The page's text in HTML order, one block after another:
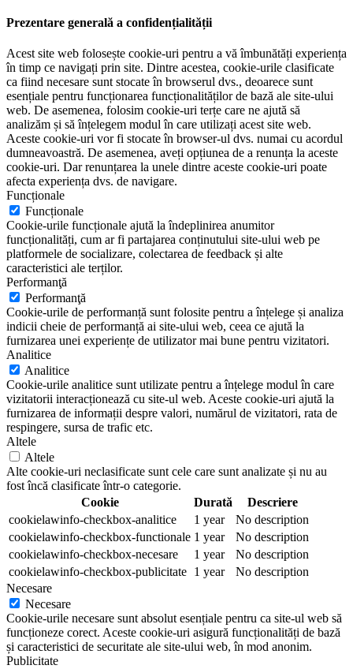
Prezentare generală a confidențialității
Acest site web folosește cookie-uri pentru a vă îmbunătăți experiența
în timp ce navigați prin site. Dintre acestea, cookie-urile clasificate
ca fiind necesare sunt stocate în browserul dvs., deoarece sunt
esențiale pentru funcționarea funcționalităților de bază ale site-ului
web. De asemenea, folosim cookie-uri terțe care ne ajută să
analizăm și să înțelegem modul în care utilizați acest site web.
Aceste cookie-uri vor fi stocate în browser-ul dvs. numai cu acordul
dumneavoastră. De asemenea, aveți opțiunea de a renunța la aceste
cookie-uri. Dar renunțarea la unele dintre aceste cookie-uri poate
afecta experiența dvs. de navigare.
Funcționale
Funcționale
Cookie-urile funcționale ajută la îndeplinirea anumitor
funcționalități, cum ar fi partajarea conținutului site-ului web pe
platformele de socializare, colectarea de feedback și alte
caracteristici ale terților.
Performanţă
Performanţă
Cookie-urile de performanță sunt folosite pentru a înțelege și analiza
indicii cheie de performanță ai site-ului web, ceea ce ajută la
furnizarea unei experiențe de utilizator mai bune pentru vizitatori.
Analitice
Analitice
Cookie-urile analitice sunt utilizate pentru a înțelege modul în care
vizitatorii interacționează cu site-ul web. Aceste cookie-uri ajută la
furnizarea de informații despre valori, numărul de vizitatori, rata de
respingere, sursa de trafic etc.
Altele
Altele
Alte cookie-uri neclasificate sunt cele care sunt analizate și nu au
fost încă clasificate într-o categorie.
Cookie
Durată
Descriere
cookielawinfo-checkbox-analitice
1 year
No description
cookielawinfo-checkbox-functionale 1 year
No description
cookielawinfo-checkbox-necesare
1 year
No description
cookielawinfo-checkbox-publicitate 1 year
No description
Necesare
Necesare
Cookie-urile necesare sunt absolut esențiale pentru ca site-ul web să
funcționeze corect. Aceste cookie-uri asigură funcționalități de bază
și caracteristici de securitate ale site-ului web, în mod anonim.
Publicitate